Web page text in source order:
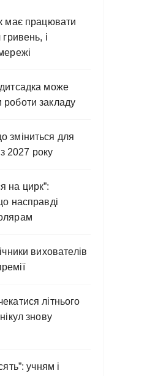
має працювати
і
може
закладу
зміниться для
з 2027 року
на цирк”:
насправді
вихователів
літнього
знову
учням і